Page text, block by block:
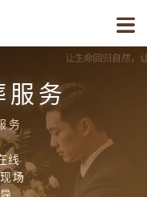
服务
务
线
场